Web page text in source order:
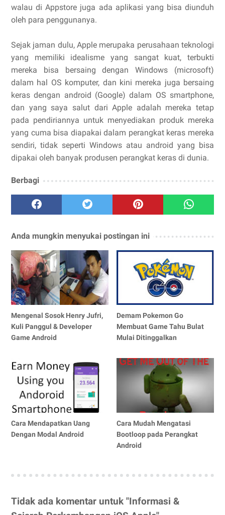
walau di Appstore juga ada aplikasi yang bisa diunduh
oleh para penggunanya.
Sejak jaman dulu, Apple merupaka perusahaan teknologi
yang memiliki idealisme yang sangat kuat, terbukti
mereka bisa bersaing dengan Windows (microsoft)
dalam hal OS komputer, dan kini mereka juga bersaing
keras dengan android (Google) dalam OS smartphone,
dan yang saya salut dari Apple adalah mereka tetap
pada pendiriannya untuk menyediakan produk mereka
yang cuma bisa diapakai dalam perangkat keras mereka
sendiri, tidak seperti Windows atau android yang bisa
dipakai oleh banyak produsen perangkat keras di dunia.
Berbagi
Anda mungkin menyukai postingan ini
Mengenal Sosok Henry Jufri,
Kuli Panggul & Developer
Game Android
Demam Pokemon Go
Membuat Game Tahu Bulat
Mulai Ditinggalkan
Cara Mendapatkan Uang
Dengan Modal Android
Cara Mudah Mengatasi
Bootloop pada Perangkat
Android
Tidak ada komentar untuk "Informasi &